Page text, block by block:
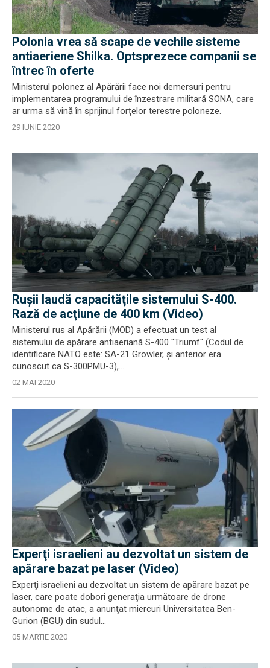
Polonia vrea să scape de vechile sisteme
antiaeriene Shilka. Optsprezece companii se
întrec în oferte
Ministerul polonez al Apărării face noi demersuri pentru
implementarea programului de înzestrare militară SONA, care
ar urma să vină în sprijinul forţelor terestre poloneze.
29 IUNIE 2020
Ruşii laudă capacităţile sistemului S-400.
Rază de acţiune de 400 km (Video)
Ministerul rus al Apărării (MOD) a efectuat un test al
sistemului de apărare antiaeriană S-400 "Triumf" (Codul de
identificare NATO este: SA-21 Growler, și anterior era
cunoscut ca S-300PMU-3),...
02 MAI 2020
Experţi israelieni au dezvoltat un sistem de
apărare bazat pe laser (Video)
Experţi israelieni au dezvoltat un sistem de apărare bazat pe
laser, care poate doborî generaţia următoare de drone
autonome de atac, a anunţat miercuri Universitatea Ben-
Gurion (BGU) din sudul...
05 MARTIE 2020